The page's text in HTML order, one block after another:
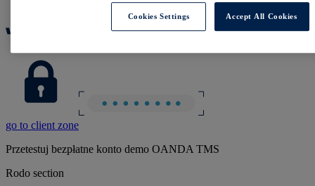
go to client zone
Przetestuj bezpłatne konto demo OANDA TMS
Rodo section
Cookies Settings Accept All Cookies